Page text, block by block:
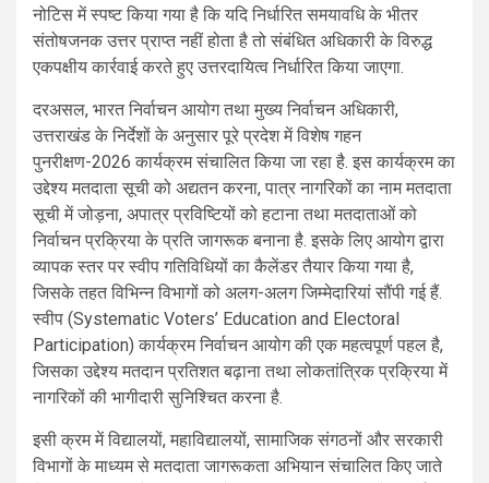
नोटिस में स्पष्ट किया गया है कि यदि निर्धारित समयावधि के भीतर
संतोषजनक उत्तर प्राप्त नहीं होता है तो संबंधित अधिकारी के विरुद्ध
एकपक्षीय कार्रवाई करते हुए उत्तरदायित्व निर्धारित किया जाएगा.
दरअसल, भारत निर्वाचन आयोग तथा मुख्य निर्वाचन अधिकारी,
उत्तराखंड के निर्देशों के अनुसार पूरे प्रदेश में विशेष गहन
पुनरीक्षण-2026 कार्यक्रम संचालित किया जा रहा है. इस कार्यक्रम का
उद्देश्य मतदाता सूची को अद्यतन करना, पात्र नागरिकों का नाम मतदाता
सूची में जोड़ना, अपात्र प्रविष्टियों को हटाना तथा मतदाताओं को
निर्वाचन प्रक्रिया के प्रति जागरूक बनाना है. इसके लिए आयोग द्वारा
व्यापक स्तर पर स्वीप गतिविधियों का कैलेंडर तैयार किया गया है,
जिसके तहत विभिन्न विभागों को अलग-अलग जिम्मेदारियां सौंपी गई हैं.
स्वीप (Systematic Voters’ Education and Electoral
Participation) कार्यक्रम निर्वाचन आयोग की एक महत्वपूर्ण पहल है,
जिसका उद्देश्य मतदान प्रतिशत बढ़ाना तथा लोकतांत्रिक प्रक्रिया में
नागरिकों की भागीदारी सुनिश्चित करना है.
इसी क्रम में विद्यालयों, महाविद्यालयों, सामाजिक संगठनों और सरकारी
विभागों के माध्यम से मतदाता जागरूकता अभियान संचालित किए जाते